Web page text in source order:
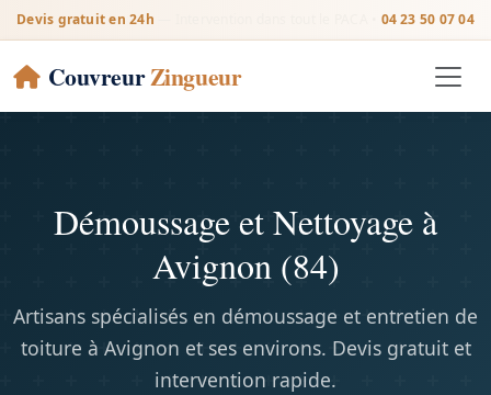
Devis gratuit en 24h 04 23 50 07 04
CouvreurZingueur
Démoussage et Nettoyage à
Avignon (84)
Artisans spécialisés en démoussage et entretien de
toiture à Avignon et ses environs. Devis gratuit et
intervention rapide.